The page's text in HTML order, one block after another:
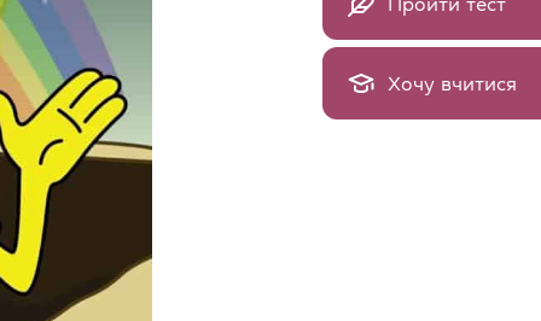
Хочу вчитися